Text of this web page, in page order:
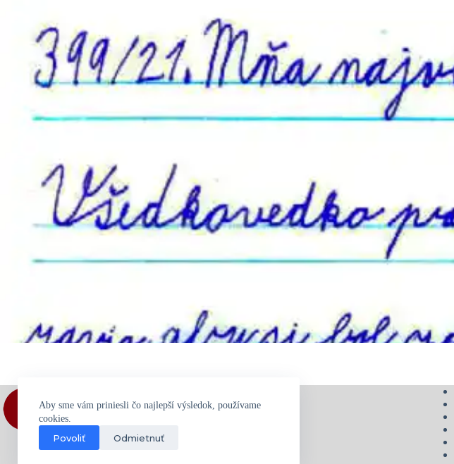
Aby sme vám priniesli čo najlepší výsledok, používame
cookies.
Povoliť Odmietnuť